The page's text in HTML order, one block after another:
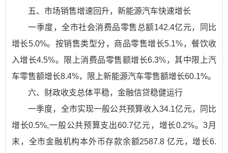
五、市场销售增速回升，新能源汽车快速增长
一季度，全市社会消费品零售总额142.4亿元，同比
增长5.0%。按销售类型分，商品零售增长5.1%，餐饮收
入增长4.5%。限上消费品零售额增长6.3%，其中限上汽
车零售额增长8.4%，限上新能源汽车零售额增长60.1%。
六、财政收支总体平稳，金融信贷稳健运行
一季度，全市实现一般公共预算收入34.1亿元，同比
增长0.5%,一般公共预算支出60.7亿元，增长0.2%。3月
末，全市金融机构本外币存款余额2587.8 亿元，增长6.